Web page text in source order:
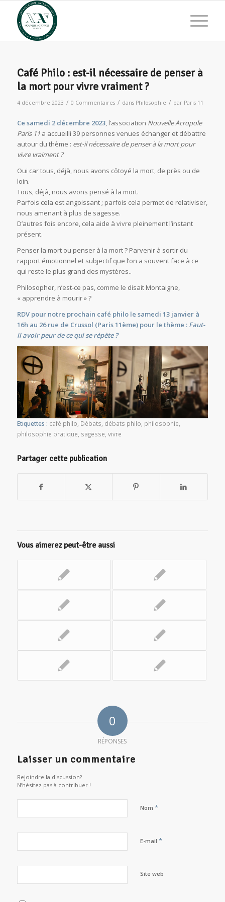
Café Philo : est-il nécessaire de penser à
la mort pour vivre vraiment ?
4 décembre 2023 / 0 Commentaires / dans Philosophie / par Paris 11
Ce samedi 2 décembre 2023, l’association Nouvelle Acropole
Paris 11a accueilli 39 personnes venues échanger et débattre
autour du thème : est-il nécessaire de penser à la mort pour
vivre vraiment ?
Oui car tous, déjà, nous avons côtoyé la mort, de près ou de
loin.
Tous, déjà, nous avons pensé à la mort.
Parfois cela est angoissant ; parfois cela permet de relativiser,
nous amenant à plus de sagesse.
D’autres fois encore, cela aide à vivre pleinement l’instant
présent.
Penser la mort ou penser à la mort ? Parvenir à sortir du
rapport émotionnel et subjectif que l’on a souvent face à ce
qui reste le plus grand des mystères..
Philosopher, n’est-ce pas, comme le disait Montaigne,
« apprendre à mourir » ?
RDV pour notre prochain café philo le samedi 13 janvier à
16h au 26 rue de Crussol (Paris 11ème) pour le thème : Faut-
il avoir peur de ce qui se répète ?
Etiquettes : café philo Débats débats philo philosophie
philosophie pratique sagesse vivre
Partager cette publication
Vous aimerez peut-être aussi
0
RÉPONSES
Laisser un commentaire
Rejoindre la discussion?
N’hésitez pas à contribuer !
Nom *
E-mail *
Site web